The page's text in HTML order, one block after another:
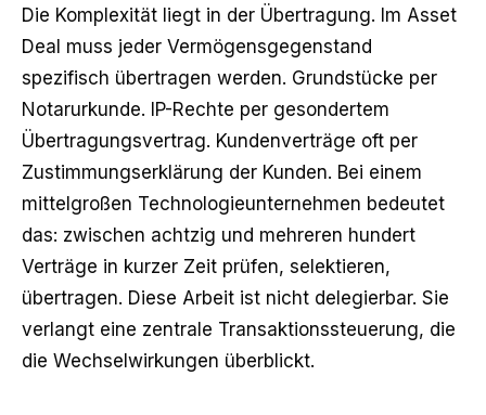
Die Komplexität liegt in der Übertragung. Im Asset
Deal muss jeder Vermögensgegenstand
spezifisch übertragen werden. Grundstücke per
Notarurkunde. IP-Rechte per gesondertem
Übertragungsvertrag. Kundenverträge oft per
Zustimmungserklärung der Kunden. Bei einem
mittelgroßen Technologieunternehmen bedeutet
das: zwischen achtzig und mehreren hundert
Verträge in kurzer Zeit prüfen, selektieren,
übertragen. Diese Arbeit ist nicht delegierbar. Sie
verlangt eine zentrale Transaktionssteuerung, die
die Wechselwirkungen überblickt.